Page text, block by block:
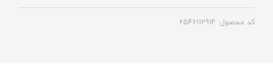
کد محصول: 2546112914